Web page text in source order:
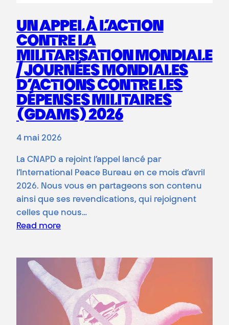
UN APPEL À L’ACTION
CONTRE LA
MILITARISATION MONDIALE
/ JOURNÉES MONDIALES
D’ACTIONS CONTRE LES
DÉPENSES MILITAIRES
(GDAMS) 2026
4 mai 2026
La CNAPD a rejoint l’appel lancé par
l’International Peace Bureau en ce mois d’avril
2026. Nous vous en partageons son contenu
ainsi que ses revendications, qui rejoignent
celles que nous…
Read more